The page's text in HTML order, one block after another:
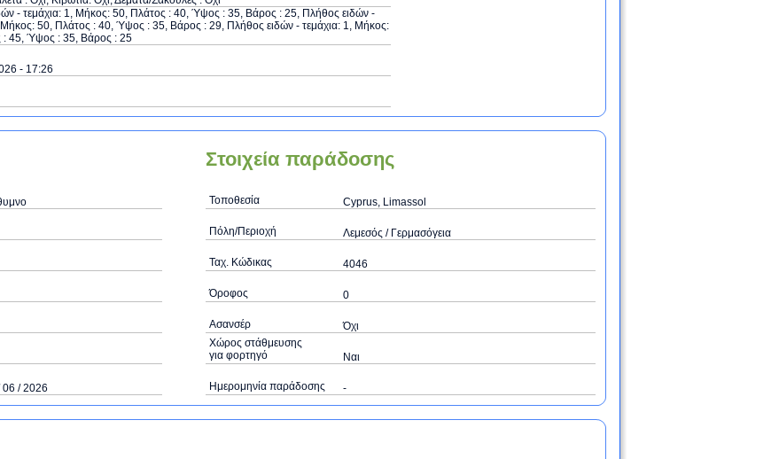
- τεμάχια: 1, Μήκος: 50, Πλάτος : 40, Ύψος : 35, Βάρος : 25, Πλήθος ειδών -
Μήκος: 50, Πλάτος : 40, Ύψος : 35, Βάρος : 29, Πλήθος ειδών - τεμάχια: 1, Μήκος:
: 45, Ύψος : 35, Βάρος : 25
- 17:26
06 / 2026
Στοιχεία παράδοσης
Τοποθεσία Cyprus, Limassol
Πόλη/Περιοχή Λεμεσός / Γερμασόγεια
Ταχ. Κώδικας 4046
Όροφος 0
Ασανσέρ
Όχι
Χώρος στάθμευσης
για φορτηγό
Ναι
Ημερομηνία παράδοσης -